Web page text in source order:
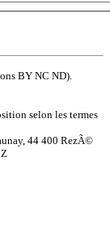
BY NC ND).
selon les termes
44 400 RezÃ©